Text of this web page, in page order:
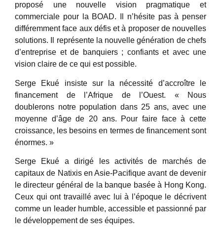
proposé une nouvelle vision pragmatique et
commerciale pour la BOAD. Il n’hésite pas à penser
différemment face aux défis et à proposer de nouvelles
solutions. Il représente la nouvelle génération de chefs
d’entreprise et de banquiers ; confiants et avec une
vision claire de ce qui est possible.
Serge Ekué insiste sur la nécessité d’accroître le
financement de l’Afrique de l’Ouest. « Nous
doublerons notre population dans 25 ans, avec une
moyenne d’âge de 20 ans. Pour faire face à cette
croissance, les besoins en termes de financement sont
énormes. »
Serge Ekué a dirigé les activités de marchés de
capitaux de Natixis en Asie-Pacifique avant de devenir
le directeur général de la banque basée à Hong Kong.
Ceux qui ont travaillé avec lui à l’époque le décrivent
comme un leader humble, accessible et passionné par
le développement de ses équipes.